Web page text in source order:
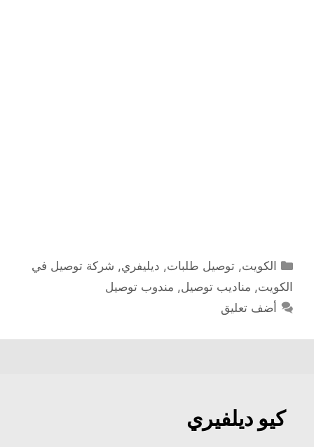
التصنيفات
الكويت,توصيل طلبات, ديليفري, شركة توصيل في
الكويت, مناديب توصيل, مندوب توصيل
أضف تعليق
كيو ديلفيري